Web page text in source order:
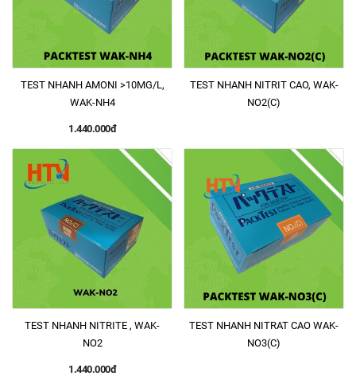
TEST NHANH AMONI >10MG/L,
WAK-NH4
1.440.000đ
TEST NHANH NITRIT CAO, WAK-
NO2(C)
TEST NHANH NITRITE , WAK-
NO2
1.440.000đ
TEST NHANH NITRAT CAO WAK-
NO3(C)